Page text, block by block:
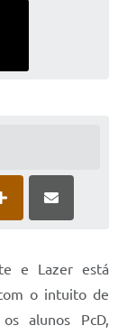
e Lazer está
o intuito de
alunos PcD,